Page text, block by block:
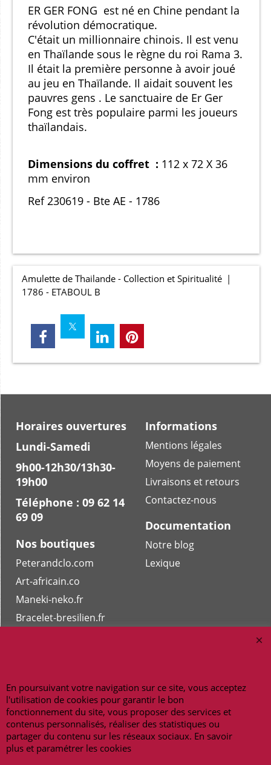
ER GER FONG est né en Chine pendant la
révolution démocratique.
C'était un millionnaire chinois. Il est venu
en Thaïlande sous le règne du roi Rama 3.
Il était la première personne à avoir joué
au jeu en Thaïlande. Il aidait souvent les
pauvres gens . Le sanctuaire de Er Ger
Fong est très populaire parmi les joueurs
thaïlandais.
Dimensions du coffret : 112 x 72 X 36
mm environ
Ref 230619 - Bte AE - 1786
Amulette de Thailande - Collection et Spiritualité
1786 - ETABOUL B
Informations
Mentions légales
Moyens de paiement
Livraisons et retours
Contactez-nous
Horaires ouvertures
Lundi-Samedi
9h00-12h30/13h30-
19h00
Téléphone : 09 62 14
69 09
Documentation
Notre blog
Lexique
Nos boutiques
Peterandclo.com
Art-africain.co
Maneki-neko.fr
Bracelet-bresilien.fr
Copyright 2026 - amulettes.fr
En poursuivant votre navigation sur ce site, vous acceptez
l'utilisation de cookies pour garantir le bon
fonctionnement du site, vous proposer des services et
contenus personnalisés, réaliser des statistiques ou
partager du contenu sur les réseaux sociaux. En savoir
plus et paramétrer les cookies